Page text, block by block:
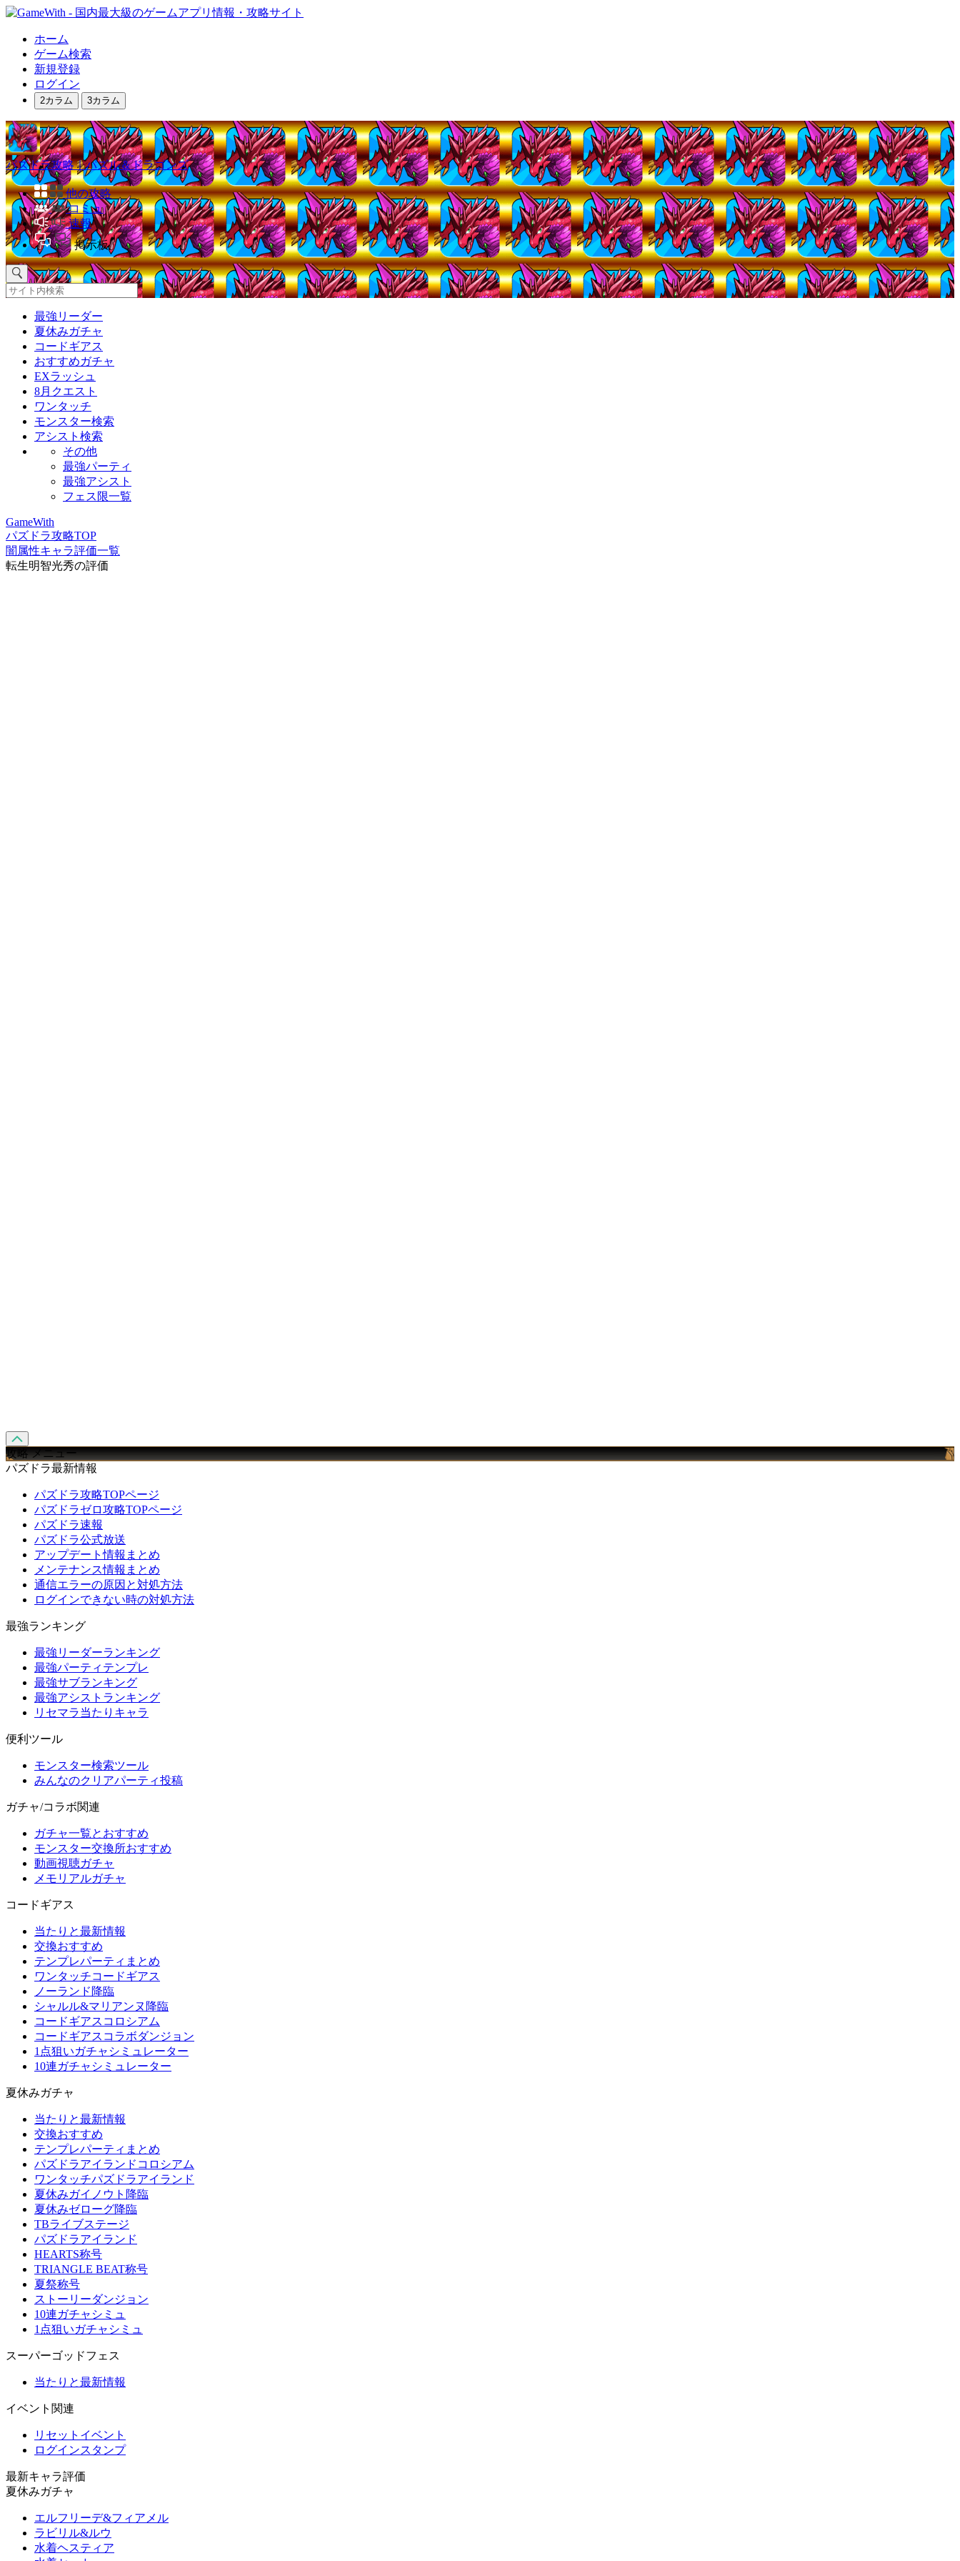
ホーム
ゲーム検索
新規登録
ログイン
2カラム 3カラム
パズドラ攻略｜パズル＆ドラゴンズ
他の攻略
コミュ
速報
掲示板
最強リーダー
夏休みガチャ
コードギアス
おすすめガチャ
EXラッシュ
8月クエスト
ワンタッチ
モンスター検索
アシスト検索
その他
最強パーティ
最強アシスト
フェス限一覧
GameWith
パズドラ攻略TOP
闇属性キャラ評価一覧
転生明智光秀の評価
攻略 メニュー
パズドラ最新情報
パズドラ攻略TOPページ
パズドラゼロ攻略TOPページ
パズドラ速報
パズドラ公式放送
アップデート情報まとめ
メンテナンス情報まとめ
通信エラーの原因と対処方法
ログインできない時の対処方法
最強ランキング
最強リーダーランキング
最強パーティテンプレ
最強サブランキング
最強アシストランキング
リセマラ当たりキャラ
便利ツール
モンスター検索ツール
みんなのクリアパーティ投稿
ガチャ/コラボ関連
ガチャ一覧とおすすめ
モンスター交換所おすすめ
動画視聴ガチャ
メモリアルガチャ
コードギアス
当たりと最新情報
交換おすすめ
テンプレパーティまとめ
ワンタッチコードギアス
ノーランド降臨
シャルル&マリアンヌ降臨
コードギアスコロシアム
コードギアスコラボダンジョン
1点狙いガチャシミュレーター
10連ガチャシミュレーター
夏休みガチャ
当たりと最新情報
交換おすすめ
テンプレパーティまとめ
パズドラアイランドコロシアム
ワンタッチパズドラアイランド
夏休みガイノウト降臨
夏休みゼローグ降臨
TBライブステージ
パズドラアイランド
HEARTS称号
TRIANGLE BEAT称号
夏祭称号
ストーリーダンジョン
10連ガチャシミュ
1点狙いガチャシミュ
スーパーゴッドフェス
当たりと最新情報
イベント関連
リセットイベント
ログインスタンプ
最新キャラ評価
夏休みガチャ
エルフリーデ&フィアメル
ラビリル&ルウ
水着ヘスティア